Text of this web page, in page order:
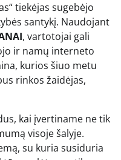
tiekėjas sugebėjo
santykį. Naudojant
, vartotojai gali
ir namų interneto
kurios šiuo metu
rinkos žaidėjas,
kai įvertiname ne tik
visoje šalyje.
su kuria susiduria